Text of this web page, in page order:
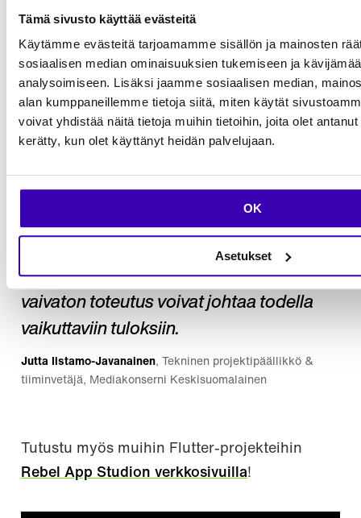
Tämä sivusto käyttää evästeitä
Käytämme evästeitä tarjoamamme sisällön ja mainosten
sosiaalisen median ominaisuuksien tukemiseen ja
analysoimiseen. Lisäksi jaamme sosiaalisen median,
alan kumppaneillemme tietoja siitä, miten käytät
voivat yhdistää näitä tietoja muihin tietoihin, joita olet
kerätty, kun olet käyttänyt heidän palvelujaan.
OK
Asetukset
Olemme erittäin tyytyväisiä
yhteistyömme tuloksiin Rebel App
Studio by Codematen kanssa. Heidän
syvällinen osaamisensa Flutter-
kehityksessä ja vankkumaton
sitoutumisensa visioomme olivat
keskeisiä tämän projektin
parhaista projekteista 20-vuotisen urani
poikkeuksellinen asiantuntemus ja
vaivaton toteutus voivat johtaa todella
vaikuttaviin tuloksiin.
Jutta Iistamo-Javanainen, Tekninen projektipäällikkö &
tiiminvetäjä, Mediakonserni Keskisuomalainen
Tutustu myös muihin Flutter-projekteihin
Rebel App Studion verkkosivuilla!